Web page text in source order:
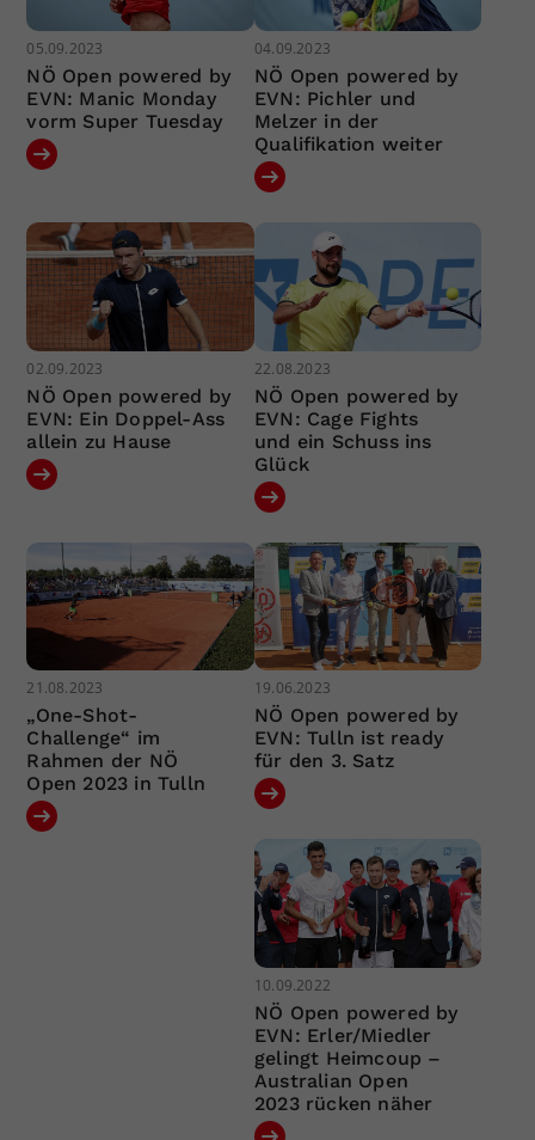
05.09.2023
NÖ Open powered by
EVN: Manic Monday
vorm Super Tuesday
04.09.2023
NÖ Open powered by
EVN: Pichler und
Melzer in der
Qualifikation weiter
02.09.2023
NÖ Open powered by
EVN: Ein Doppel-Ass
allein zu Hause
22.08.2023
NÖ Open powered by
EVN: Cage Fights
und ein Schuss ins
Glück
21.08.2023
„One-Shot-
Challenge“ im
Rahmen der NÖ
Open 2023 in Tulln
19.06.2023
NÖ Open powered by
EVN: Tulln ist ready
für den 3. Satz
10.09.2022
NÖ Open powered by
EVN: Erler/Miedler
gelingt Heimcoup –
Australian Open
2023 rücken näher